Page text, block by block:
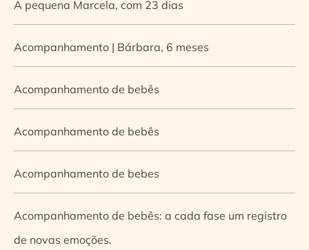
A pequena Marcela, com 23 dias
Acompanhamento | Bárbara, 6 meses
Acompanhamento de bebês
Acompanhamento de bebês
Acompanhamento de bebes
Acompanhamento de bebês: a cada fase um registro
de novas emoções.